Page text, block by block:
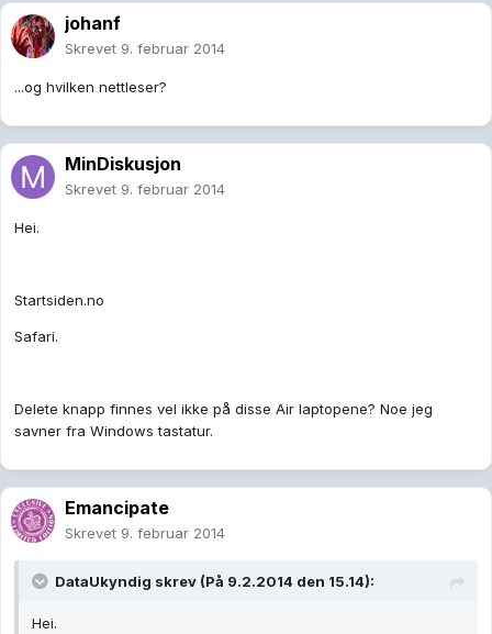
johanf
Skrevet 9. februar 2014
...og hvilken nettleser?
MinDiskusjon
Skrevet 9. februar 2014
Hei.
Startsiden.no
Safari.
Delete knapp finnes vel ikke på disse Air laptopene? Noe jeg
savner fra Windows tastatur.
Emancipate
Skrevet 9. februar 2014
DataUkyndig skrev (På 9.2.2014 den 15.14):
Hei.